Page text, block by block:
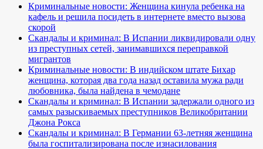
Криминальные новости: Женщина кинула ребенка на
кафель и решила посидеть в интернете вместо вызова
скорой
Скандалы и криминал: В Испании ликвидировали одну
из преступных сетей, занимавшихся переправкой
мигрантов
Криминальные новости: В индийском штате Бихар
женщина, которая два года назад оставила мужа ради
любовника, была найдена в чемодане
Скандалы и криминал: В Испании задержали одного из
самых разыскиваемых преступников Великобритании
Джона Рокса
Скандалы и криминал: В Германии 63-летняя женщина
была госпитализирована после изнасилования